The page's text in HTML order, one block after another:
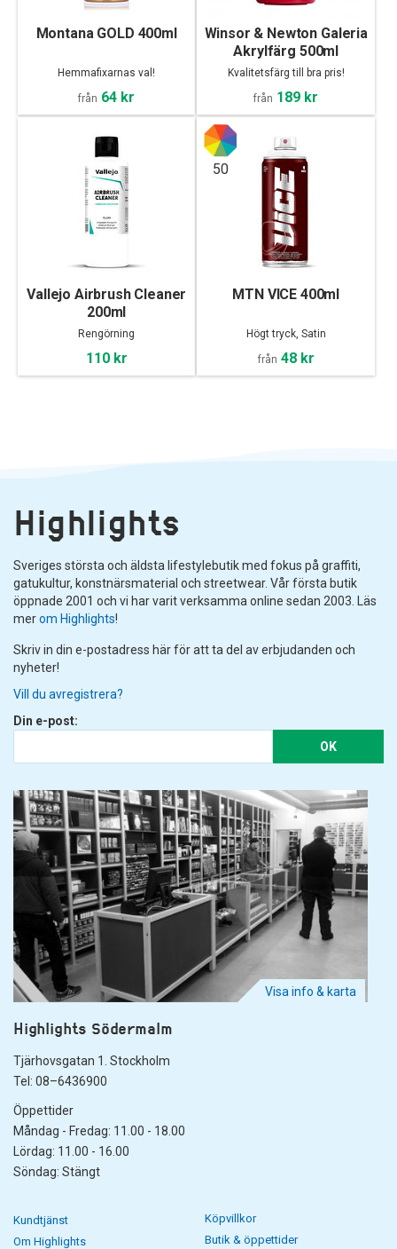
Montana GOLD 400ml
Hemmafixarnas val!
från 64 kr
Winsor & Newton Galeria
Akrylfärg 500ml
Kvalitetsfärg till bra pris!
från 189 kr
Vallejo Airbrush Cleaner
200ml
Rengörning
110 kr
50
MTN VICE 400ml
Högt tryck, Satin
från 48 kr
Highlights
Sveriges största och äldsta lifestylebutik med fokus på graffiti,
gatukultur, konstnärsmaterial och streetwear. Vår första butik
öppnade 2001 och vi har varit verksamma online sedan 2003. Läs
merom Highlights!
Skriv in din e-postadress här för att ta del av erbjudanden och
nyheter!
Vill du avregistrera?
Din e-post:
OK
Visa info & karta
Highlights Södermalm
Tjärhovsgatan 1. Stockholm
Tel: 08–6436900
Öppettider
Måndag - Fredag: 11.00 - 18.00
Lördag: 11.00 - 16.00
Söndag: Stängt
Kundtjänst
Om Highlights
Köpvillkor
Butik & öppettider